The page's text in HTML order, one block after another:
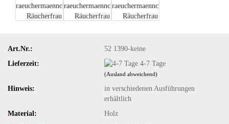
Art.Nr.:
52 1390-keine
Lieferzeit:
4-7 Tage
(Ausland abweichend)
Hinweis:
in verschiedenen Ausführungen
erhältlich
Material:
Holz